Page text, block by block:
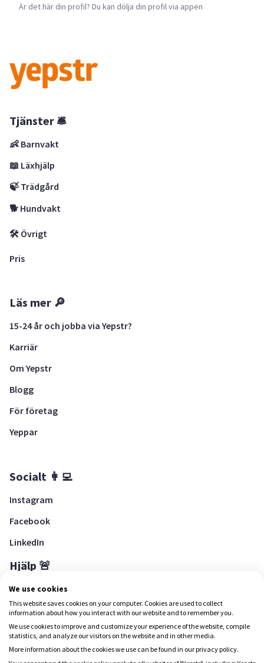
Är det här din profil? Du kan dölja din profil via appen
Tjänster 🛎
👶 Barnvakt
📖 Läxhjälp
🍃 Trädgård
🐕 Hundvakt
🛠 Övrigt
Pris
Läs mer 🔎
15-24 år och jobba via Yepstr?
Karriär
Om Yepstr
Blogg
För företag
Yeppar
Socialt 👩‍💻
Instagram
Facebook
LinkedIn
Hjälp 🚨
Hjälpcenter
Ladda ned Yepstr
We use cookies
This website saves cookies on your computer. Cookies are used to collect
information about how you interact with our website and to remember you.
We use cookies to improve and customize your experience of the website, compile
statistics, and analyze our visitors on the website and in other media.
More information about the cookies we use can be found in our privacy policy.